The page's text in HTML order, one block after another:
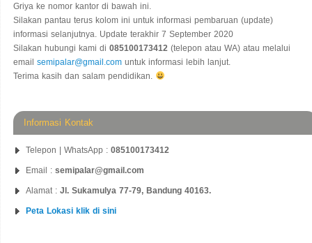
Griya ke nomor kantor di bawah ini.
Silakan pantau terus kolom ini untuk informasi pembaruan (update)
informasi selanjutnya. Update terakhir 7 September 2020
Silakan hubungi kami di 085100173412 (telepon atau WA) atau melalui
email semipalar@gmail.com untuk informasi lebih lanjut.
Terima kasih dan salam pendidikan.
Informasi Kontak
Telepon | WhatsApp : 085100173412
Email : semipalar@gmail.com
Alamat : Jl. Sukamulya 77-79, Bandung 40163.
Peta Lokasi klik di sini